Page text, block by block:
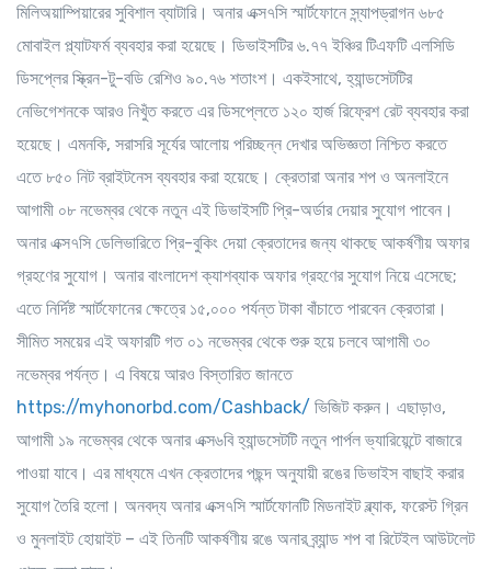
মিলিঅয়াম্পিয়ারের সুবিশাল ব্যাটারি। অনার এক্স৭সি স্মার্টফোনে স্ন্যাপড্রাগন ৬৮৫
মোবাইল প্ল্যাটফর্ম ব্যবহার করা হয়েছে। ডিভাইসটির ৬.৭৭ ইঞ্চির টিএফটি এলসিডি
ডিসপ্লের স্ক্রিন-টু-বডি রেশিও ৯০.৭৬ শতাংশ। একইসাথে, হ্যান্ডসেটটির
নেভিগেশনকে আরও নিখুঁত করতে এর ডিসপ্লেতে ১২০ হার্জ রিফ্রেশ রেট ব্যবহার করা
হয়েছে। এমনকি, সরাসরি সূর্যের আলোয় পরিচ্ছন্ন দেখার অভিজ্ঞতা নিশ্চিত করতে
এতে ৮৫০ নিট ব্রাইটনেস ব্যবহার করা হয়েছে। ক্রেতারা অনার শপ ও অনলাইনে
আগামী ০৮ নভেম্বর থেকে নতুন এই ডিভাইসটি প্রি-অর্ডার দেয়ার সুযোগ পাবেন।
অনার এক্স৭সি ডেলিভারিতে প্রি-বুকিং দেয়া ক্রেতাদের জন্য থাকছে আকর্ষণীয় অফার
গ্রহণের সুযোগ। অনার বাংলাদেশ ক্যাশব্যাক অফার গ্রহণের সুযোগ নিয়ে এসেছে;
এতে নির্দিষ্ট স্মার্টফোনের ক্ষেত্রে ১৫,০০০ পর্যন্ত টাকা বাঁচাতে পারবেন ক্রেতারা।
সীমিত সময়ের এই অফারটি গত ০১ নভেম্বর থেকে শুরু হয়ে চলবে আগামী ৩০
নভেম্বর পর্যন্ত। এ বিষয়ে আরও বিস্তারিত জানতে
https://myhonorbd.com/Cashback/ ভিজিট করুন। এছাড়াও,
আগামী ১৯ নভেম্বর থেকে অনার এক্স৬বি হ্যান্ডসেটটি নতুন পার্পল ভ্যারিয়েন্টে বাজারে
পাওয়া যাবে। এর মাধ্যমে এখন ক্রেতাদের পছন্দ অনুযায়ী রঙের ডিভাইস বাছাই করার
সুযোগ তৈরি হলো। অনবদ্য অনার এক্স৭সি স্মার্টফোনটি মিডনাইট ব্ল্যাক, ফরেস্ট গ্রিন
ও মুনলাইট হোয়াইট – এই তিনটি আকর্ষণীয় রঙে অনার ব্র্যান্ড শপ বা রিটেইল আউটলেট